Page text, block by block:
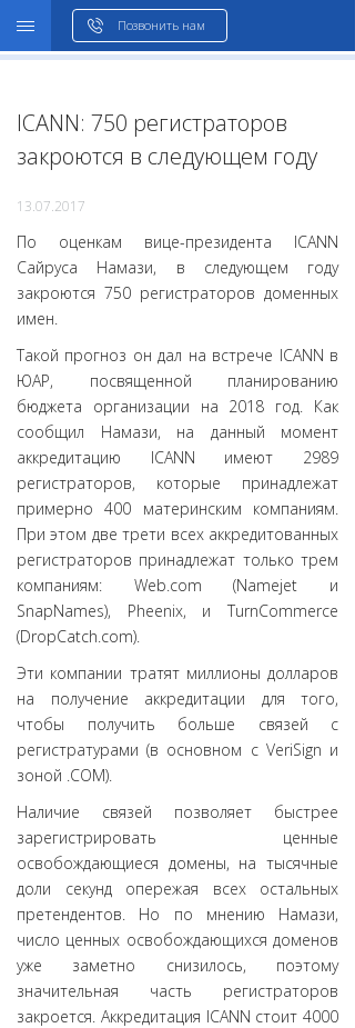
Позвонить нам
ICANN: 750 регистраторов
закроются в следующем году
13.07.2017
По оценкам вице-президента ICANN
Сайруса Намази, в следующем году
закроются 750 регистраторов доменных
имен.
Такой прогноз он дал на встрече ICANN в
ЮАР, посвященной планированию
бюджета организации на 2018 год. Как
сообщил Намази, на данный момент
аккредитацию ICANN имеют 2989
регистраторов, которые принадлежат
примерно 400 материнским компаниям.
При этом две трети всех аккредитованных
регистраторов принадлежат только трем
компаниям: Web.com (Namejet и
SnapNames), Pheenix, и TurnCommerce
(DropCatch.com).
Эти компании тратят миллионы долларов
на получение аккредитации для того,
чтобы получить больше связей с
регистратурами (в основном с VeriSign и
зоной .СОМ).
Наличие связей позволяет быстрее
зарегистрировать ценные
освобождающиеся домены, на тысячные
доли секунд опережая всех остальных
претендентов. Но по мнению Намази,
число ценных освобождающихся доменов
уже заметно снизилось, поэтому
значительная часть регистраторов
закроется. Аккредитация ICANN стоит 4000